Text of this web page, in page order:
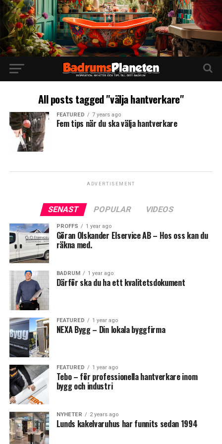
All posts tagged "välja hantverkare"
FEATURED 7 years ago
Fem tips när du ska välja hantverkare
ADVERTISEMENT
SENAST POPULAR VIDEOS
PROFFS 1 year ago
Göran Olskander Elservice AB – Hos oss kan du
räkna med.
BADRUM 1 year ago
Därför ska du ha ett kvalitetsdokument
FEATURED 1 year ago
NEXA Bygg – Din lokala byggfirma
FEATURED 1 year ago
Tebo – för professionella hantverkare inom
bygg och industri
NYHETER 2 years ago
Lunds kakelvaruhus har funnits sedan 1994